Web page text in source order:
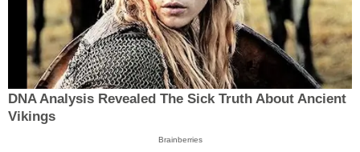
DNA Analysis Revealed The Sick Truth About Ancient
Vikings
Brainberries